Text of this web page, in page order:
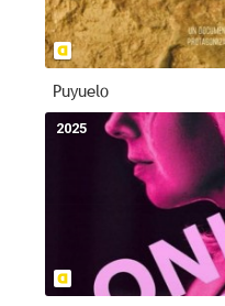
Puyuelo
2025